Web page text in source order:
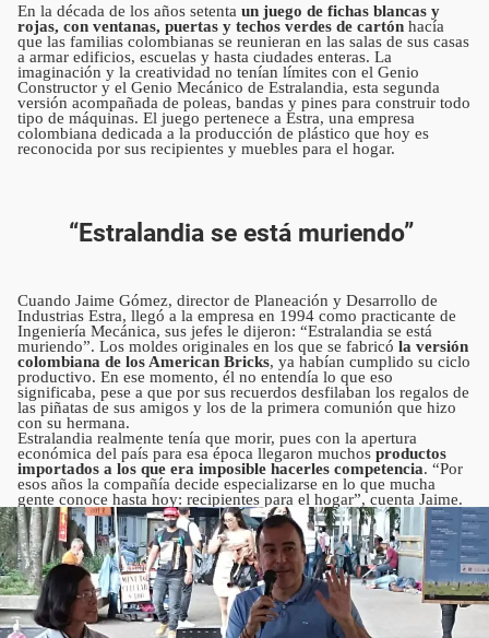
En la década de los años setenta un juego de fichas blancas y
rojas, con ventanas, puertas y techos verdes de cartón hacía
que las familias colombianas se reunieran en las salas de sus casas
a armar edificios, escuelas y hasta ciudades enteras. La
imaginación y la creatividad no tenían límites con el Genio
Constructor y el Genio Mecánico de Estralandia, esta segunda
versión acompañada de poleas, bandas y pines para construir todo
tipo de máquinas. El juego pertenece a Estra, una empresa
colombiana dedicada a la producción de plástico que hoy es
reconocida por sus recipientes y muebles para el hogar.
“Estralandia se está muriendo”
Cuando Jaime Gómez, director de Planeación y Desarrollo de
Industrias Estra, llegó a la empresa en 1994 como practicante de
Ingeniería Mecánica, sus jefes le dijeron: “Estralandia se está
muriendo”. Los moldes originales en los que se fabricó la versión
colombiana de los American Bricks, ya habían cumplido su ciclo
productivo. En ese momento, él no entendía lo que eso
significaba, pese a que por sus recuerdos desfilaban los regalos de
las piñatas de sus amigos y los de la primera comunión que hizo
con su hermana.
Estralandia realmente tenía que morir, pues con la apertura
económica del país para esa época llegaron muchos productos
importados a los que era imposible hacerles competencia. “Por
esos años la compañía decide especializarse en lo que mucha
gente conoce hasta hoy: recipientes para el hogar”, cuenta Jaime.